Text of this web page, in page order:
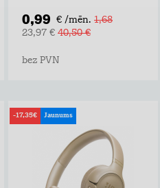
0,99 € /mēn. 1,68
23,97 € 40,50 €
bez PVN
-17,35€ Jaunums